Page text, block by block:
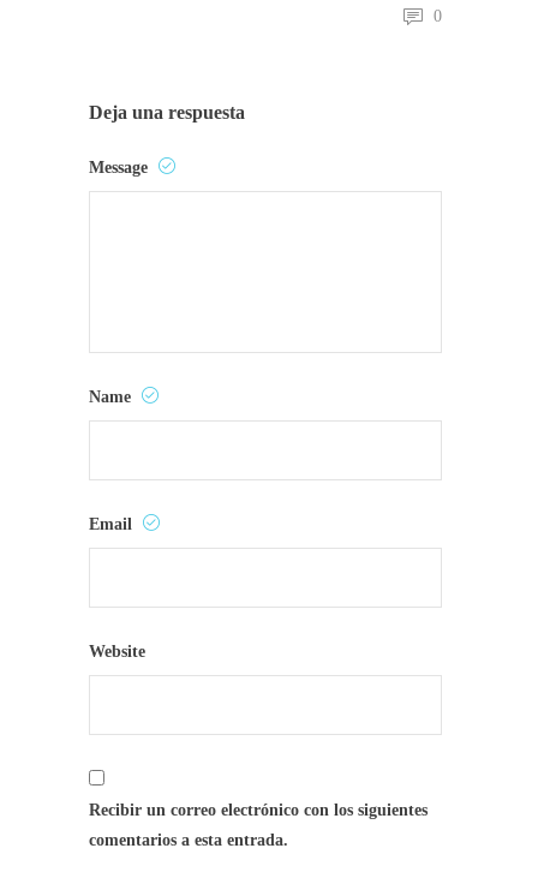
0
Deja una respuesta
Message
Name
Email
Website
Recibir un correo electrónico con los siguientes
comentarios a esta entrada.